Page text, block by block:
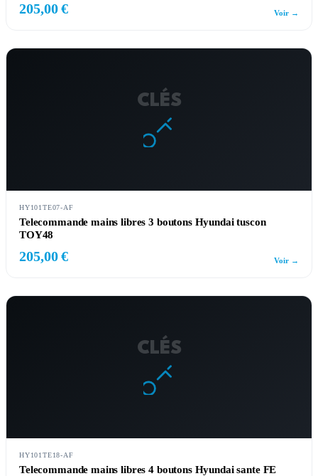
205,00 € Voir →
CLÉS
HY101TE07-AF
Telecommande mains libres 3 boutons Hyundai tuscon
TOY48
205,00 € Voir →
CLÉS
HY101TE18-AF
Telecommande mains libres 4 boutons Hyundai sante FE